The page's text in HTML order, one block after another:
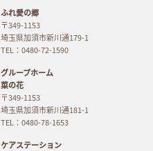
ふれ愛の郷
〒349-1153
埼玉県加須市新川通179-1
TEL：0480-72-1590
グループホーム
菜の花
〒349-1153
埼玉県加須市新川通181-1
TEL：0480-78-1653
ケアステーション